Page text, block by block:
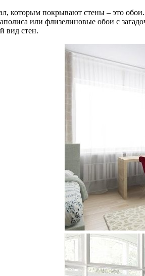
которым покрывают стены – это
или флизелиновые обои с
вид стен.